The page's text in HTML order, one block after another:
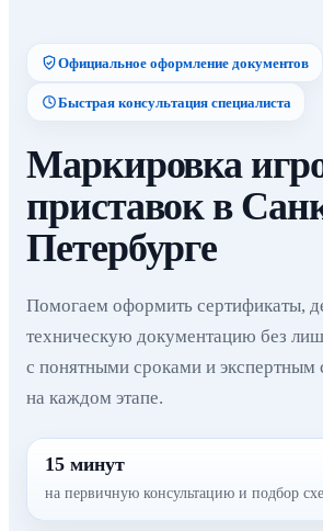
Официальное оформление документов
Быстрая консультация специалиста
Маркировка
приставок в
Петербурге
Помогаем оформить сертификаты,
техническую документацию без
с понятными сроками и
на каждом этапе.
15 минут
на первичную консультацию и подбор